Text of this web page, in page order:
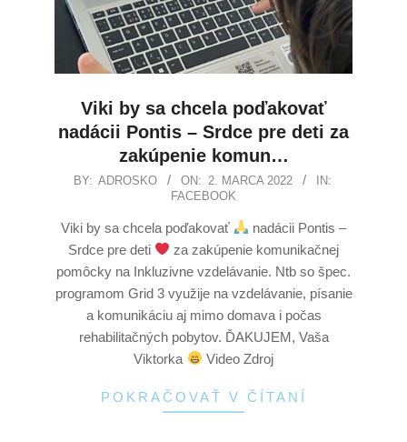
Viki by sa chcela poďakovať
nadácii Pontis – Srdce pre deti za
zakúpenie komun…
BY: ADROSKO ON: 2. MARCA 2022
IN:
FACEBOOK
Viki by sa chcela poďakovať
nadácii Pontis –
Srdce pre deti
za zakúpenie komunikačnej
pomôcky na Inkluzivne vzdelávanie. Ntb so špec.
programom Grid 3 využije na vzdelávanie, písanie
a komunikáciu aj mimo domava i počas
rehabilitačných pobytov. ĎAKUJEM, Vaša
Viktorka
Video Zdroj
POKRAČOVAŤ V ČÍTANÍ